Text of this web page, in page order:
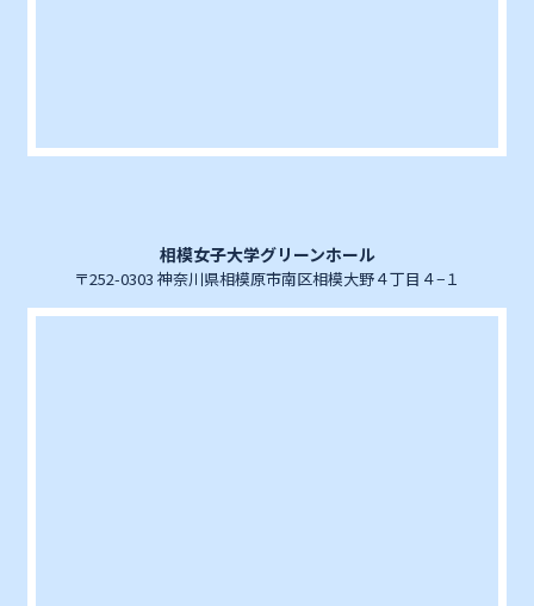
相模女子大学グリーンホール
〒252-0303 神奈川県相模原市南区相模大野４丁目４−１